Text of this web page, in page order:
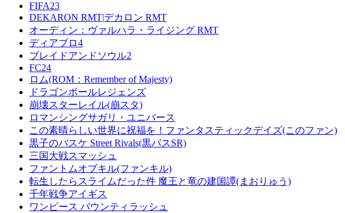
FIFA23
DEKARON RMT|デカロン RMT
オーディン：ヴァルハラ・ライジング RMT
ディアブロ4
ブレイドアンドソウル2
FC24
ロム(ROM：Remember of Majesty)
ドラゴンボールレジェンズ
崩壊スターレイル(崩スタ)
ロマンシングサガリ・ユニバース
この素晴らしい世界に祝福を！ファンタスティックデイズ(このファン)
黒子のバスケ Street Rivals(黒バスSR)
三国大戦スマッシュ
ファントムオブキル(ファンキル)
転生したらスライムだった件 魔王と竜の建国譚(まおりゅう)
千年戦争アイギス
ワンピース バウンティラッシュ